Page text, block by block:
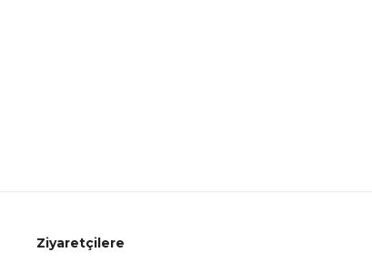
Ziyaretçilere